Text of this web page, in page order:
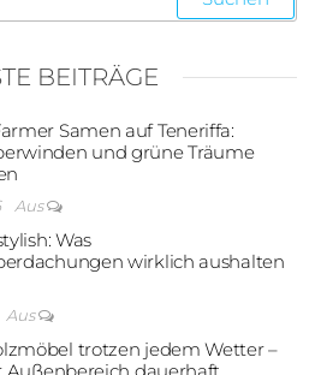
BEITRÄGE
Samen auf Teneriffa:
und grüne Träume
Aus
Was
wirklich aushalten
Aus
trotzen jedem Wetter –
Außenbereich dauerhaft